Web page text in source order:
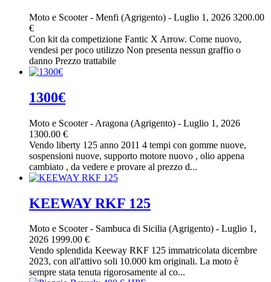
Moto e Scooter- Menfi (Agrigento) - Luglio 1, 2026 3200.00
€
Con kit da competizione Fantic X Arrow. Come nuovo,
vendesi per poco utilizzo Non presenta nessun graffio o
danno Prezzo trattabile
1300€
Moto e Scooter- Aragona (Agrigento) - Luglio 1, 2026
1300.00 €
Vendo liberty 125 anno 2011 4 tempi con gomme nuove,
sospensioni nuove, supporto motore nuovo , olio appena
cambiato , da vedere e provare al prezzo d...
KEEWAY RKF 125
Moto e Scooter- Sambuca di Sicilia (Agrigento) - Luglio 1,
2026 1999.00 €
Vendo splendida Keeway RKF 125 immatricolata dicembre
2023, con all'attivo soli 10.000 km originali. La moto è
sempre stata tenuta rigorosamente al co...